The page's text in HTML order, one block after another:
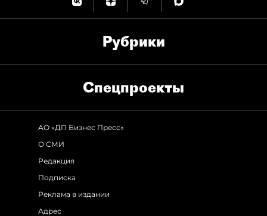
Рубрики
Спец­проекты
АО «ДП Бизнес Пресс»
О СМИ
Редакция
Подписка
Реклама в издании
Адрес